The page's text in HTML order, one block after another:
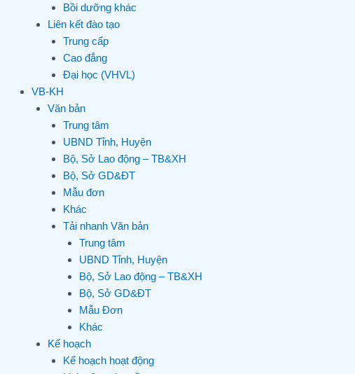
Bồi dưỡng khác
Liên kết đào tạo
Trung cấp
Cao đẳng
Đại học (VHVL)
VB-KH
Văn bản
Trung tâm
UBND Tỉnh, Huyện
Bộ, Sở Lao động – TB&XH
Bộ, Sở GD&ĐT
Mẫu đơn
Khác
Tải nhanh Văn bản
Trung tâm
UBND Tỉnh, Huyện
Bộ, Sở Lao động – TB&XH
Bộ, Sở GD&ĐT
Mẫu Đơn
Khác
Kế hoạch
Kế hoạch hoạt động